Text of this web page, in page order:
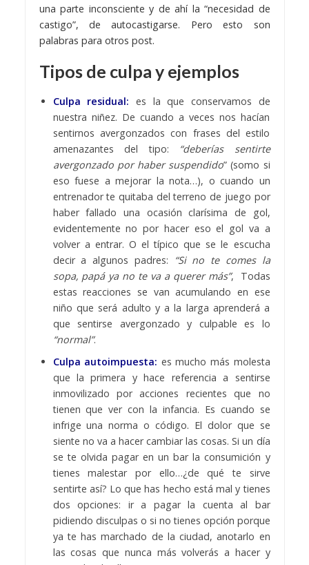
una parte inconsciente y de ahí la “necesidad de
castigo”, de autocastigarse. Pero esto son
palabras para otros post.
Tipos de culpa y ejemplos
Culpa residual: es la que conservamos de
nuestra niñez. De cuando a veces nos hacían
sentirnos avergonzados con frases del estilo
amenazantes del tipo: “deberías sentirte
avergonzado por haber suspendido” (somo si
eso fuese a mejorar la nota…), o cuando un
entrenador te quitaba del terreno de juego por
haber fallado una ocasión clarísima de gol,
evidentemente no por hacer eso el gol va a
volver a entrar. O el típico que se le escucha
decir a algunos padres: “Si no te comes la
sopa, papá ya no te va a querer más”, Todas
estas reacciones se van acumulando en ese
niño que será adulto y a la larga aprenderá a
que sentirse avergonzado y culpable es lo
“normal”.
Culpa autoimpuesta: es mucho más molesta
que la primera y hace referencia a sentirse
inmovilizado por acciones recientes que no
tienen que ver con la infancia. Es cuando se
infrige una norma o código. El dolor que se
siente no va a hacer cambiar las cosas. Si un día
se te olvida pagar en un bar la consumición y
tienes malestar por ello…¿de qué te sirve
sentirte así? Lo que has hecho está mal y tienes
dos opciones: ir a pagar la cuenta al bar
pidiendo disculpas o si no tienes opción porque
ya te has marchado de la ciudad, anotarlo en
las cosas que nunca más volverás a hacer y